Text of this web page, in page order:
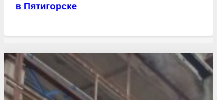
в Пятигорске
Свежие статьи